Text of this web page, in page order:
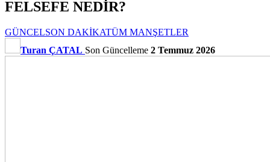
FELSEFE NEDİR?
GÜNCELSON DAKİKATÜM MANŞETLER
Turan ÇATAL Son Güncelleme 2 Temmuz 2026